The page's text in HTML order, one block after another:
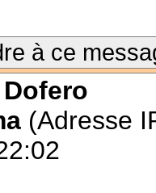
à ce
(Adresse